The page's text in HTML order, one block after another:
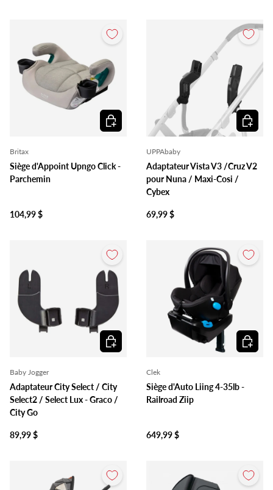
Britax
Siège d'Appoint Upngo Click -
Parchemin
104,99 $
Ajouter au panier
UPPAbaby
Adaptateur Vista V3 /Cruz V2
pour Nuna / Maxi-Cosi /
Cybex
69,99 $
Ajouter
Baby Jogger
Adaptateur City Select / City
Select2 / Select Lux - Graco /
City Go
89,99 $
Ajouter au panier
Clek
Siège d'Auto Liing 4-35lb -
Railroad Ziip
649,99 $
Ajouter